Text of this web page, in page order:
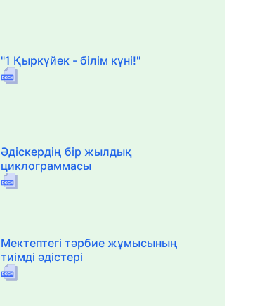
"1 Қыркүйек - білім күні!"
Әдіскердің бір жылдық
циклограммасы
Мектептегі тәрбие жұмысының
тиімді әдістері